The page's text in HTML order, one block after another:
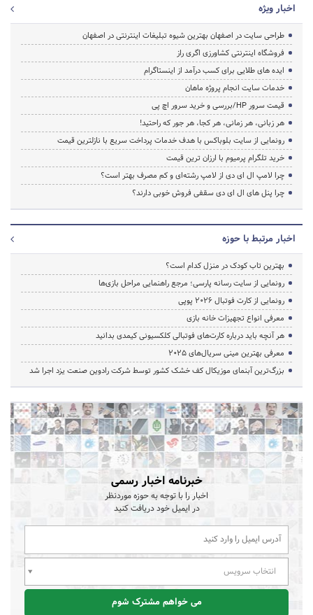
اخبار ویژه
طراحی سایت در اصفهان بهترین شیوه تبلیغات اینترنتی در اصفهان
فروشگاه اینترنتی کشاورزی اگری راز
ایده های طلایی برای کسب درآمد از اینستاگرام
خدمات سایت انجام پروژه ماهان
قیمت سرور HP/بررسی و خرید سرور اچ پی
هر زبانی، هر زمانی، هر کجا، هر جور که راحتید!
رونمایی از سایت بلوباکس با هدف خدمات پرداخت سریع با نازلترین قیمت
خرید تلگرام پرمیوم با ارزان ترین قیمت
چرا لامپ ال ای دی از لامپ رشته‌ای و کم مصرف بهتر است؟
چرا پنل های ال ای دی سقفی فروش خوبی دارند؟
اخبار مرتبط با حوزه
بهترین تاب کودک در منزل کدام است؟
رونمایی از سایت رسانه پارسی؛ مرجع راهنمایی مراحل بازی‌ها
رونمایی از کارت فوتبال ۲۰۲۶ پوپی
معرفی انواع تجهیزات خانه بازی
هر آنچه باید درباره کارت‌های فوتبالی کلکسیونی کیمدی بدانید
معرفی بهترین مینی سریال‌های 2025
بزرگ‌ترین آبنمای موزیکال کف خشک کشور توسط شرکت رادوین صنعت یزد اجرا شد
خبرنامه اخبار رسمی
اخبار را با توجه به حوزه موردنظر
در ایمیل خود دریافت کنید
انتخاب سرویس
می خواهم مشترک شوم